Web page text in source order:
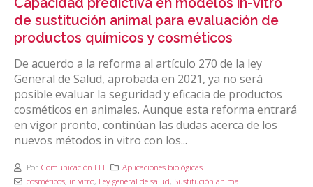
Capacidad predictiva en modelos in-vitro
de sustitución animal para evaluación de
productos químicos y cosméticos
De acuerdo a la reforma al artículo 270 de la ley
General de Salud, aprobada en 2021, ya no será
posible evaluar la seguridad y eficacia de productos
cosméticos en animales. Aunque esta reforma entrará
en vigor pronto, continúan las dudas acerca de los
nuevos métodos in vitro con los...
Por Comunicación LEI
Aplicaciones biológicas
cosméticos, in vitro, Ley general de salud, Sustitución animal